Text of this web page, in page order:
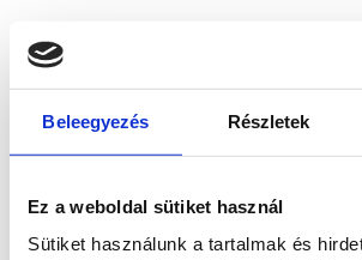
Beleegyezés Részletek
Ez a weboldal sütiket használ
Sütiket használunk a tartalmak és